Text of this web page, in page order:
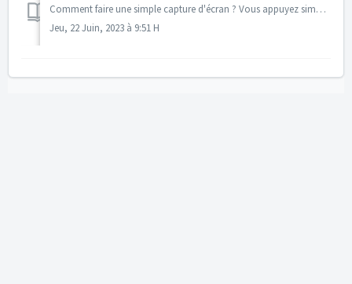
Comment faire une simple capture d'écran ? Vous appuyez simultanément sur les boutons suivants : Logo Windows + SHIFT + S Cela vous permet de fa...
Jeu, 22 Juin, 2023 à 9:51 H